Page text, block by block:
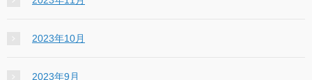
2023年10月
2023年9月